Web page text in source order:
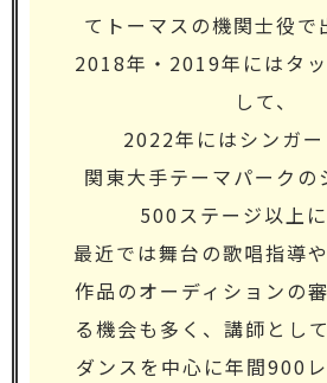
てトーマスの機関士役で
2018年・2019年にはタ
して、
2022年にはシンガー
関東大手テーマパークの
500ステージ以上に
最近では舞台の歌唱指導
作品のオーディションの
る機会も多く、講師とし
ダンスを中心に年間900